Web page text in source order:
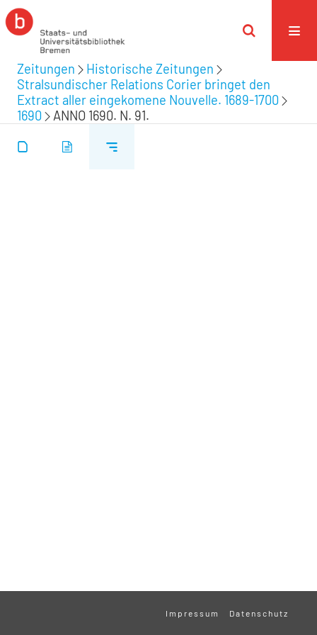
Zeitungen
Historische Zeitungen
Stralsundischer Relations Corier bringet den
Extract aller eingekomene Nouvelle. 1689-1700
1690
ANNO 1690. N. 91.
Impressum Datenschutz